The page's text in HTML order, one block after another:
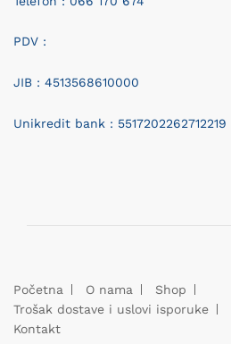
PDV :
JIB : 4513568610000
Unikredit bank : 5517202262712219
Početna O nama
Shop
Trošak dostave i uslovi isporuke
Kontakt